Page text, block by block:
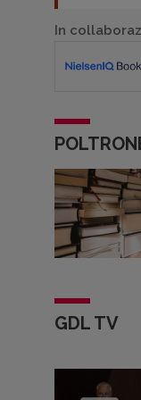
In
GDL TV